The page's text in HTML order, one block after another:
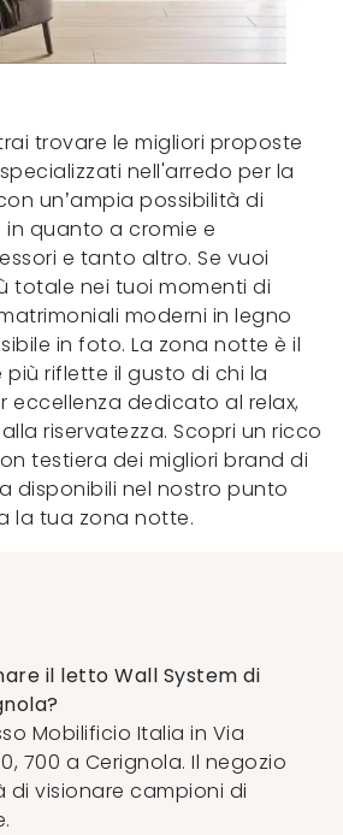
trovare le migliori proposte
nell'arredo per la
un’ampia possibilità di
in quanto a cromie e
e tanto altro. Se vuoi
totale nei tuoi momenti di
moderni in legno
in foto. La zona notte è il
riflette il gusto di chi la
eccellenza dedicato al relax,
riservatezza. Scopri un ricco
testiera dei migliori brand di
disponibili nel nostro punto
la tua zona notte.
il letto Wall System di
Mobilificio Italia in Via
700 a Cerignola. Il negozio
di visionare campioni di